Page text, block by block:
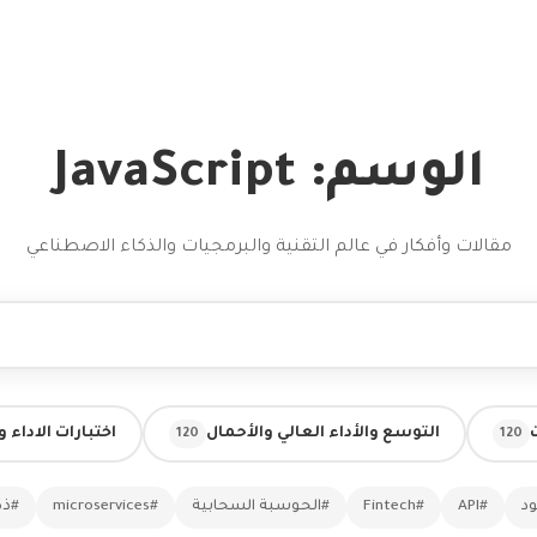
الوسم: JavaScript
مقالات وأفكار في عالم التقنية والبرمجيات والذكاء الاصطناعي
120 التوسع والأداء العالي والأحمال 120 اختبارات الاداء
#API
#Fintech #الحوسبة السحابية #microservices